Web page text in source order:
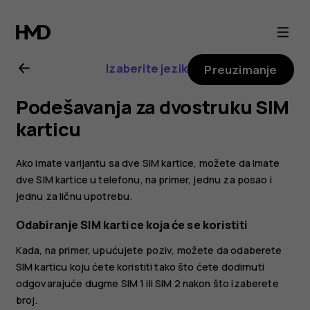
Nokia
8.1
uputstvo
za
korisnika
Izaberite jezik Preuzimanje
Podešavanja za dvostruku SIM
karticu
Ako imate varijantu sa dve SIM kartice, možete da imate
dve SIM kartice u telefonu, na primer, jednu za posao i
jednu za ličnu upotrebu.
Odabiranje SIM kartice koja će se koristiti
Kada, na primer, upućujete poziv, možete da odaberete
SIM karticu koju ćete koristiti tako što ćete dodirnuti
odgovarajuće dugme SIM 1 ili SIM 2 nakon što izaberete
broj.